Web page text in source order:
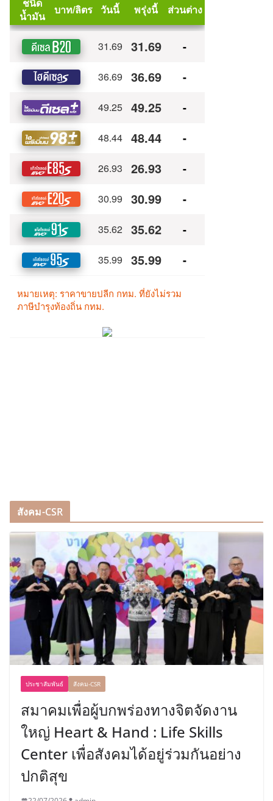
สังคม-CSR
ประชาสัมพันธ์ สังคม-CSR
สมาคมเพื่อผู้บกพร่องทางจิตจัดงาน
ใหญ่ Heart & Hand : Life Skills
Center เพื่อสังคมได้อยู่ร่วมกันอย่าง
ปกติสุข